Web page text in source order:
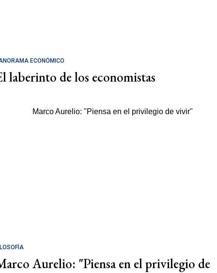
ECONÓMICO
laberinto de los economistas
Aurelio: "Piensa en el privilegio de